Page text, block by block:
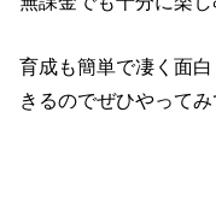
育成も簡単で凄く面
きるのでぜひやってみ